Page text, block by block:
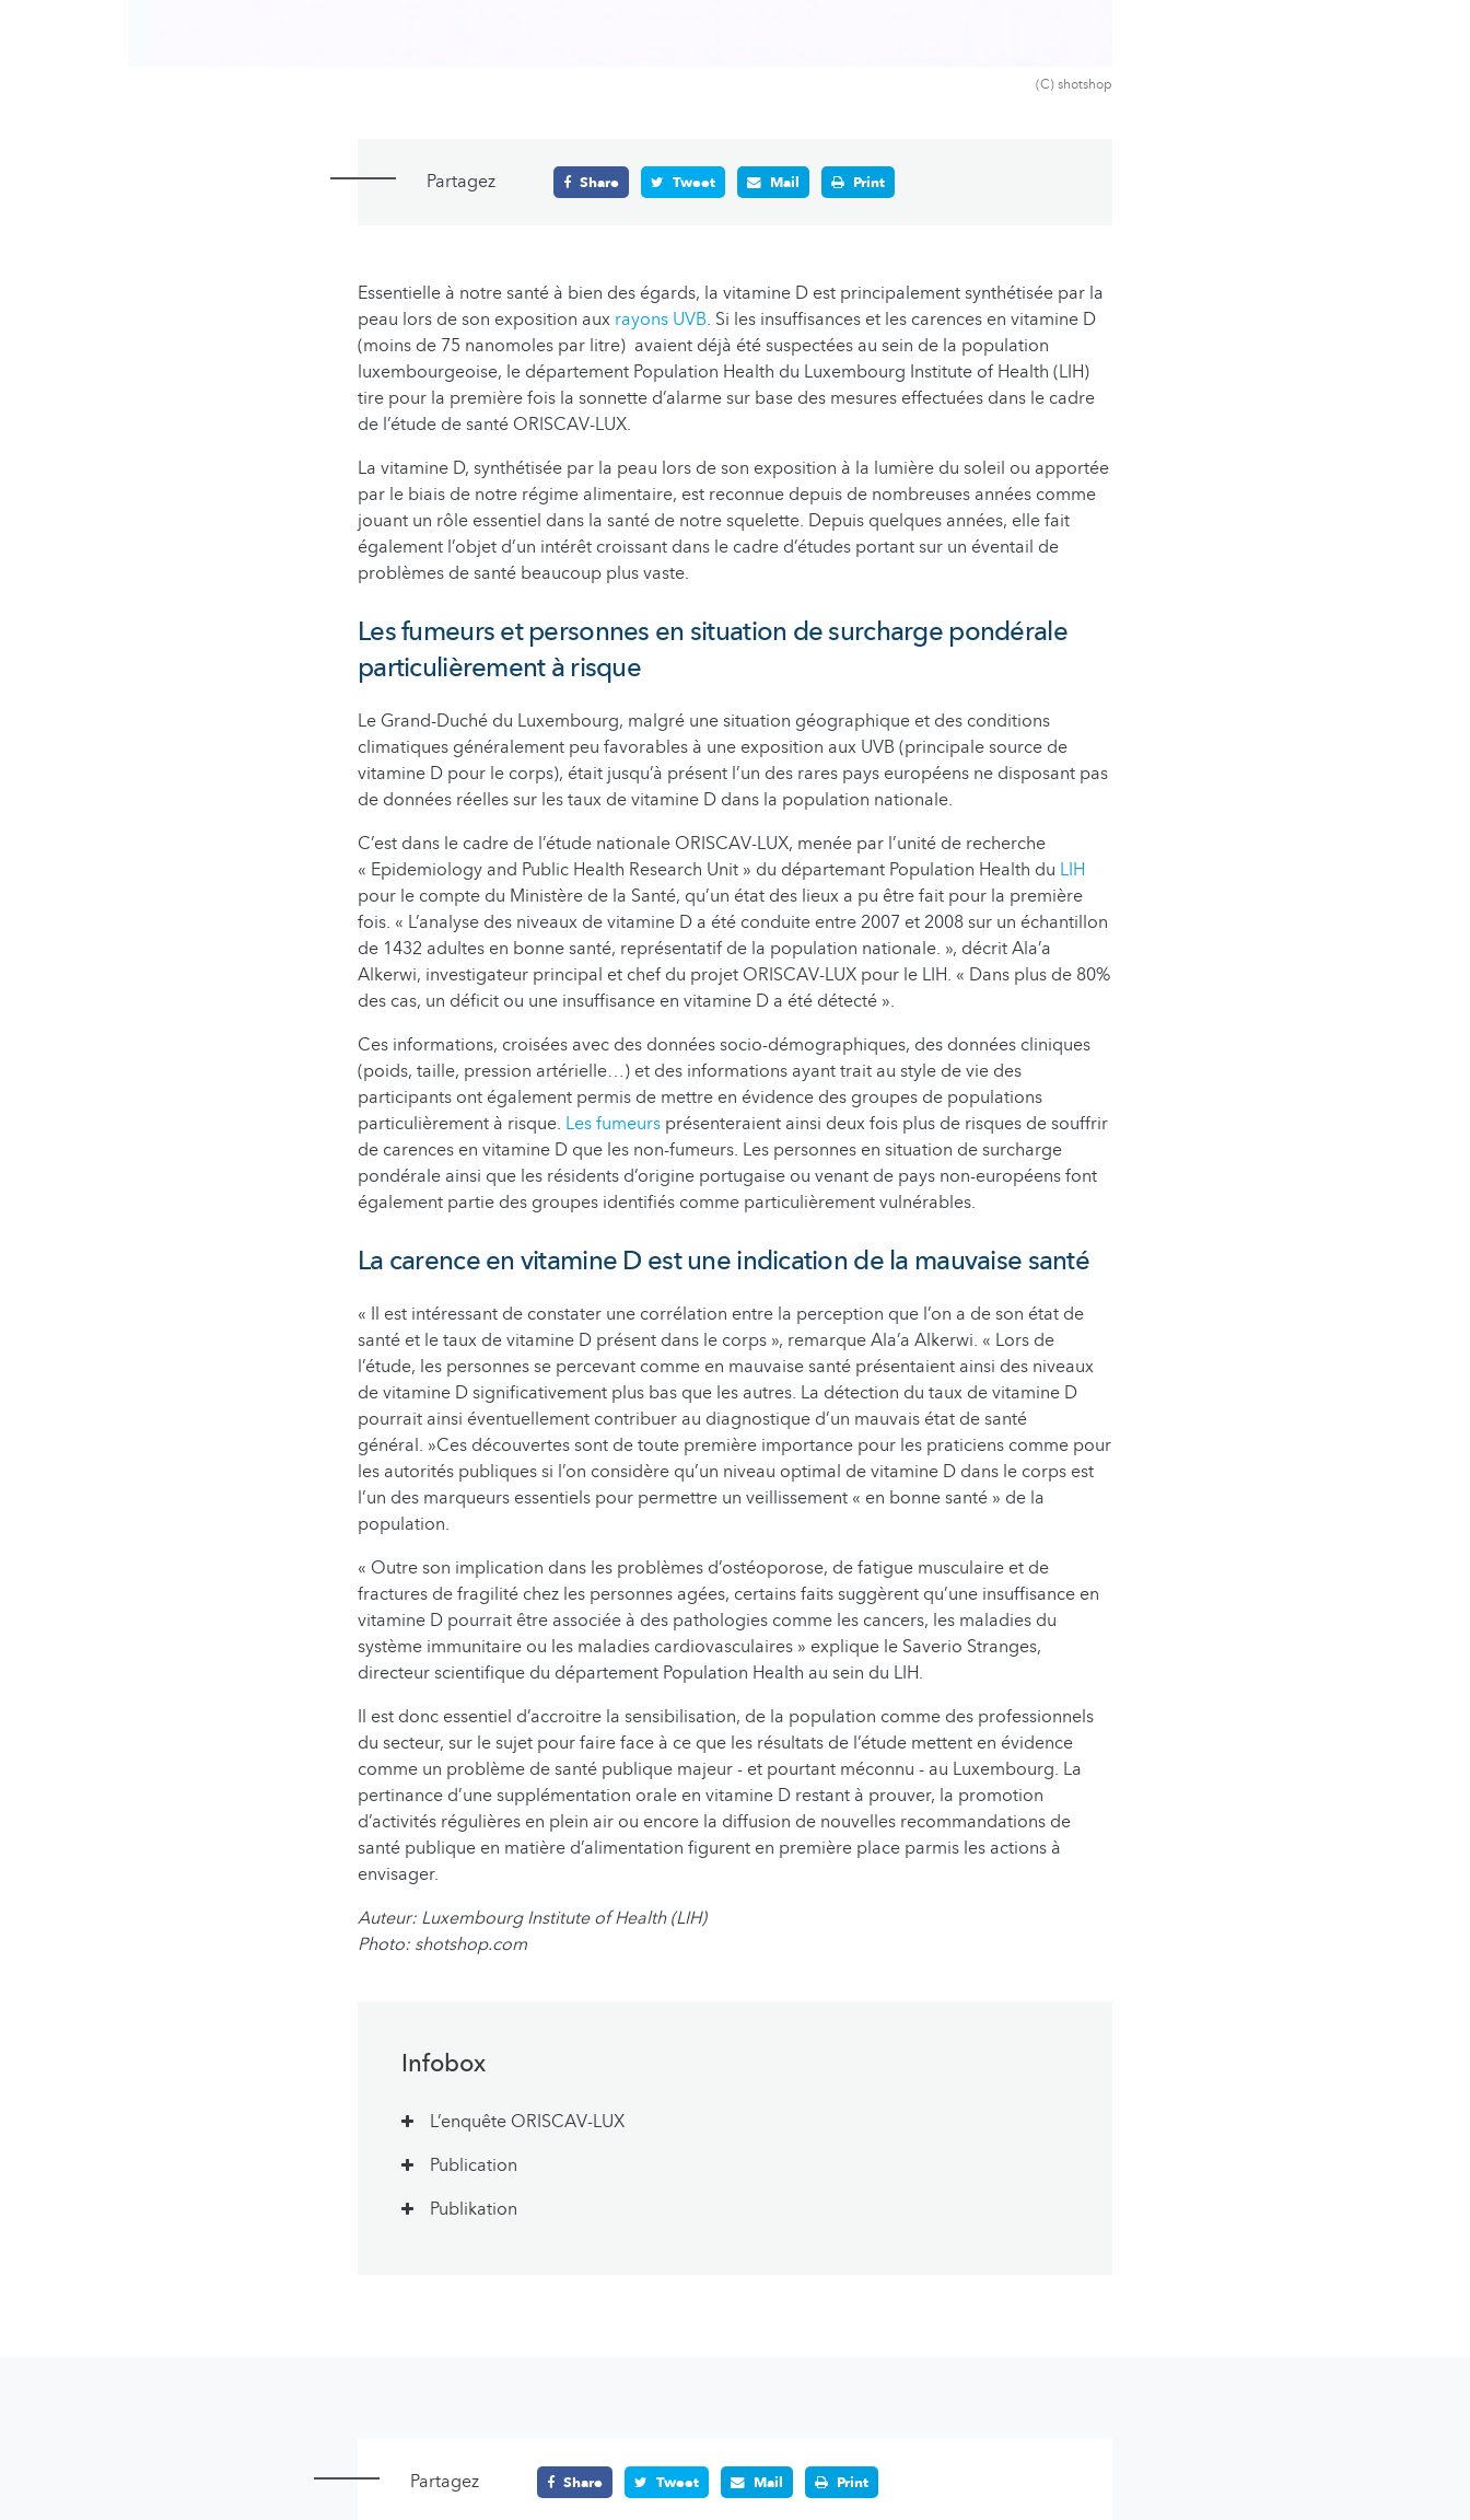
(C) shotshop
Partagez Share Tweet Mail Print
Essentielle à notre santé à bien des égards, la vitamine D est principalement synthétisée par la
peau lors de son exposition aux rayons UVB. Si les insuffisances et les carences en vitamine D
(moins de 75 nanomoles par litre) avaient déjà été suspectées au sein de la population
luxembourgeoise, le département Population Health du Luxembourg Institute of Health (LIH)
tire pour la première fois la sonnette d’alarme sur base des mesures effectuées dans le cadre
de l’étude de santé ORISCAV-LUX.
La vitamine D, synthétisée par la peau lors de son exposition à la lumière du soleil ou apportée
par le biais de notre régime alimentaire, est reconnue depuis de nombreuses années comme
jouant un rôle essentiel dans la santé de notre squelette. Depuis quelques années, elle fait
également l’objet d’un intérêt croissant dans le cadre d’études portant sur un éventail de
problèmes de santé beaucoup plus vaste.
Les fumeurs et personnes en situation de surcharge pondérale
particulièrement à risque
Le Grand-Duché du Luxembourg, malgré une situation géographique et des conditions
climatiques généralement peu favorables à une exposition aux UVB (principale source de
vitamine D pour le corps), était jusqu’à présent l’un des rares pays européens ne disposant pas
de données réelles sur les taux de vitamine D dans la population nationale.
C’est dans le cadre de l’étude nationale ORISCAV-LUX, menée par l’unité de recherche
« Epidemiology and Public Health Research Unit » du départemant Population Health du LIH
pour le compte du Ministère de la Santé, qu’un état des lieux a pu être fait pour la première
fois. « L’analyse des niveaux de vitamine D a été conduite entre 2007 et 2008 sur un échantillon
de 1432 adultes en bonne santé, représentatif de la population nationale. », décrit Ala’a
Alkerwi, investigateur principal et chef du projet ORISCAV-LUX pour le LIH. « Dans plus de 80%
des cas, un déficit ou une insuffisance en vitamine D a été détecté ».
Ces informations, croisées avec des données socio-démographiques, des données cliniques
(poids, taille, pression artérielle…) et des informations ayant trait au style de vie des
participants ont également permis de mettre en évidence des groupes de populations
particulièrement à risque. Les fumeurs présenteraient ainsi deux fois plus de risques de souffrir
de carences en vitamine D que les non-fumeurs. Les personnes en situation de surcharge
pondérale ainsi que les résidents d’origine portugaise ou venant de pays non-européens font
également partie des groupes identifiés comme particulièrement vulnérables.
La carence en vitamine D est une indication de la mauvaise santé
« Il est intéressant de constater une corrélation entre la perception que l’on a de son état de
santé et le taux de vitamine D présent dans le corps », remarque Ala’a Alkerwi. « Lors de
l’étude, les personnes se percevant comme en mauvaise santé présentaient ainsi des niveaux
de vitamine D significativement plus bas que les autres. La détection du taux de vitamine D
pourrait ainsi éventuellement contribuer au diagnostique d’un mauvais état de santé
général. »Ces découvertes sont de toute première importance pour les praticiens comme pour
les autorités publiques si l’on considère qu’un niveau optimal de vitamine D dans le corps est
l’un des marqueurs essentiels pour permettre un veillissement « en bonne santé » de la
population.
« Outre son implication dans les problèmes d’ostéoporose, de fatigue musculaire et de
fractures de fragilité chez les personnes agées, certains faits suggèrent qu’une insuffisance en
vitamine D pourrait être associée à des pathologies comme les cancers, les maladies du
système immunitaire ou les maladies cardiovasculaires » explique le Saverio Stranges,
directeur scientifique du département Population Health au sein du LIH.
Il est donc essentiel d’accroitre la sensibilisation, de la population comme des professionnels
du secteur, sur le sujet pour faire face à ce que les résultats de l’étude mettent en évidence
comme un problème de santé publique majeur - et pourtant méconnu - au Luxembourg. La
pertinance d’une supplémentation orale en vitamine D restant à prouver, la promotion
d’activités régulières en plein air ou encore la diffusion de nouvelles recommandations de
santé publique en matière d’alimentation figurent en première place parmis les actions à
envisager.
Auteur: Luxembourg Institute of Health (LIH)
Photo: shotshop.com
Infobox
L’enquête ORISCAV-LUX
Publication
Publikation
Partagez Share Tweet Mail Print